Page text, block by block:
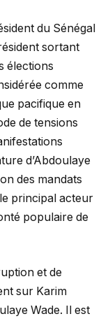
du Sénégal
sortant
élections
comme
pacifique en
de tensions
d’Abdoulaye
des mandats
principal acteur
populaire de
et de
sur Karim
Wade. Il est